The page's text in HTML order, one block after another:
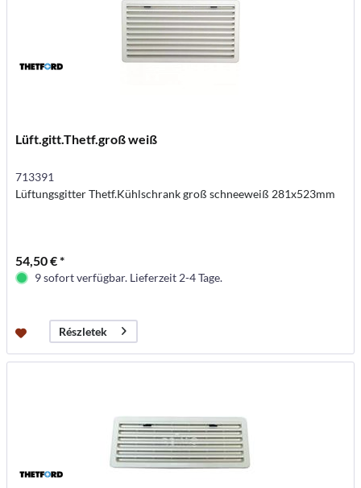
Lüft.gitt.Thetf.groß weiß
713391
Lüftungsgitter Thetf.Kühlschrank groß schneeweiß 281x523mm
54,50 € *
9 sofort verfügbar. Lieferzeit 2-4 Tage.
Részletek